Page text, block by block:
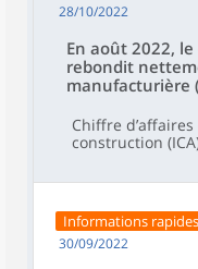
28/10/2022
En août 2022,
rebondit
manufacturière
Chiffre
construction
Informations
30/09/2022